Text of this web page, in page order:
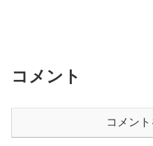
コメント
コメン